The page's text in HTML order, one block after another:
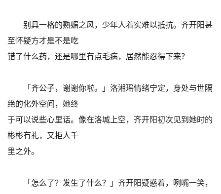
别具一格的熟媚之风，少年人着实难以抵抗。齐开阳甚
至怀疑方才是不是吃
错了什么药，还是哪里有点毛病，居然能忍得下来？
「齐公子，谢谢你啦。」洛湘瑶情绪宁定，身处与世隔
绝的化外空间，她终
于可以说些心里话。像在洛城上空，齐开阳初次见到她时的
彬彬有礼，又拒人千
里之外。
「怎么了？发生了什么？」齐开阳疑惑着，咧嘴一笑，